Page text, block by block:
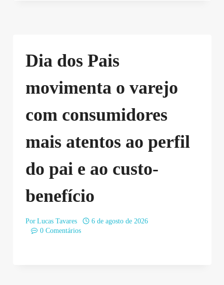
Dia dos Pais
movimenta o varejo
com consumidores
mais atentos ao perfil
do pai e ao custo-
benefício
Por Lucas Tavares
6 de agosto de 2026
0 Comentários